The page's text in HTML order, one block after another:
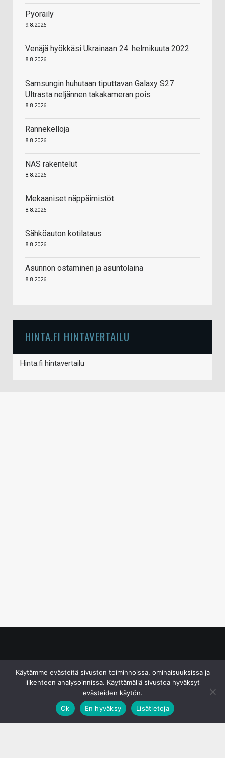
Pyöräily
9.8.2026
Venäjä hyökkäsi Ukrainaan 24. helmikuuta 2022
8.8.2026
Samsungin huhutaan tiputtavan Galaxy S27
Ultrasta neljännen takakameran pois
8.8.2026
Rannekelloja
8.8.2026
NAS rakentelut
8.8.2026
Mekaaniset näppäimistöt
8.8.2026
Sähköauton kotilataus
8.8.2026
Asunnon ostaminen ja asuntolaina
8.8.2026
HINTA.FI HINTAVERTAILU
Hinta.fi hintavertailu
Käytämme evästeitä sivuston toiminnoissa, ominaisuuksissa ja
liikenteen analysoinnissa. Käyttämällä sivustoa hyväksyt
evästeiden käytön.
Ok
En hyväksy Lisätietoja